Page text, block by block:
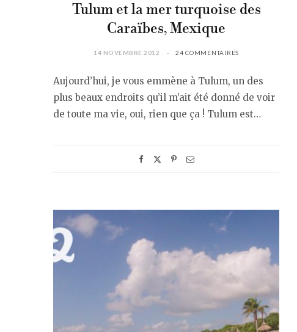
Tulum et la mer turquoise des
Caraïbes, Mexique
14 NOVEMBRE 2012 24 COMMENTAIRES
Aujourd’hui, je vous emmène à Tulum, un des
plus beaux endroits qu’il m’ait été donné de voir
de toute ma vie, oui, rien que ça ! Tulum est…